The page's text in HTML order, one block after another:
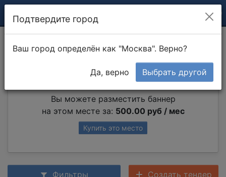
Демонтаж ванны
Вы можете разместить баннер
на этом месте за: 500.00 руб / мес
Купить это место
Фильтры Создать тендер
Подтвердите город
Ваш город определён как "Москва". Верно?
Да, верно Выбрать другой